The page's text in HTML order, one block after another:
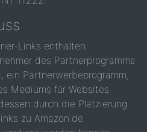
Links enthalten.
des Partnerprogramms
ein Partnerwerbeprogramm,
Mediums für Websites
durch die Platzierung
zu Amazon.de